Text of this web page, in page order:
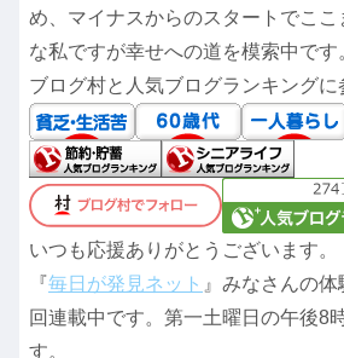
め、マイナスからのスタートでこ
な私ですが幸せへの道を模索中です
ブログ村と人気ブログランキングに
いつも応援ありがとうございます。
『毎日が発見ネット 』みなさんの
回連載中です。第一土曜日の午後8
す。